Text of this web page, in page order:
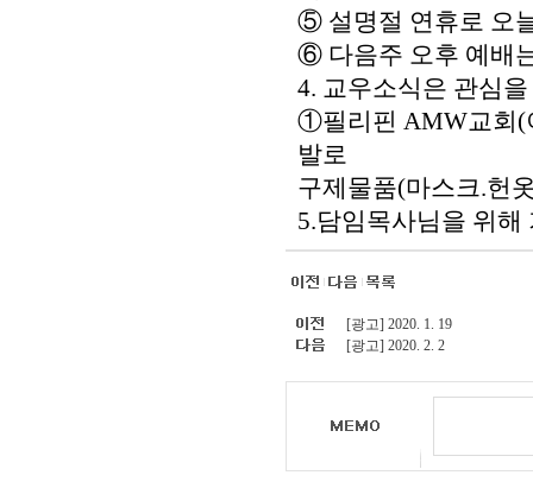
⑤ 설명절 연휴로 오
⑥ 다음주 오후 예배
4. 교우소식은 관심
①필리핀 AMW교회(
발로
구제물품(마스크.헌
5.담임목사님을 위
[광고] 2020. 1. 19
[광고] 2020. 2. 2